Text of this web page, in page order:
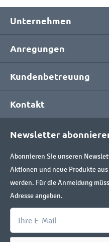
Unternehmen
Anregungen
Kundenbetreuung
Kontakt
Newsletter
Abonnieren Sie unseren
Aktionen und neue Produkte
werden. Für die Anmeldung
Adresse angeben.